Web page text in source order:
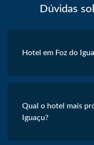
Dúvidas
Hotel em Foz do
Qual o hotel mais
Iguaçu?